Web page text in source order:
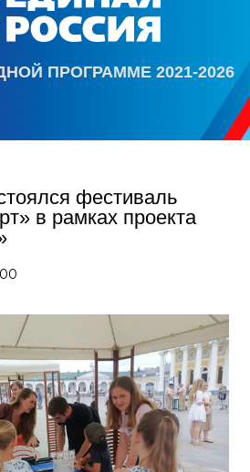
ПРОГРАММЕ 2021-2026
фестиваль
в рамках проекта